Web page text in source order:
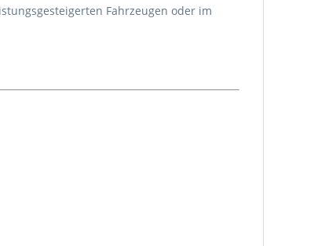
Fahrzeugen oder im